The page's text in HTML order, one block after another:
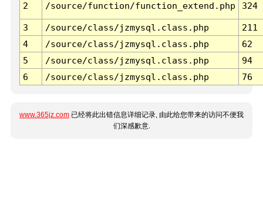
2 /source/function/function_extend.php 324
3 /source/class/jzmysql.class.php
211
4
/source/class/jzmysql.class.php
62
5
/source/class/jzmysql.class.php
94
6
/source/class/jzmysql.class.php 76
www.365jz.com 已经将此出错信息详细记录, 由此给您带来的访问不便我
们深感歉意.